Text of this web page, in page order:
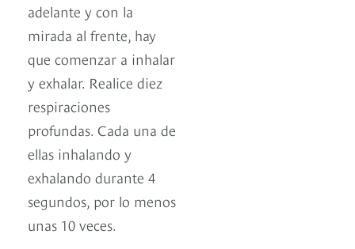
adelante y con la
mirada al frente, hay
que comenzar a inhalar
y exhalar. Realice diez
respiraciones
profundas. Cada una de
ellas inhalando y
exhalando durante 4
segundos, por lo menos
unas 10 veces.